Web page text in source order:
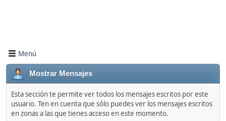
Menú
Mostrar Mensajes
Esta sección te permite ver todos los mensajes escritos por este
usuario. Ten en cuenta que sólo puedes ver los mensajes escritos
en zonas a las que tienes acceso en este momento.